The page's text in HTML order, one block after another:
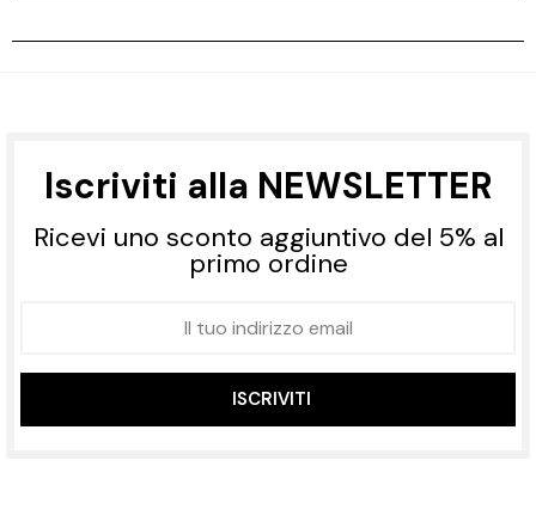
Iscriviti alla NEWSLETTER
Ricevi uno sconto aggiuntivo del 5% al
primo ordine
ISCRIVITI